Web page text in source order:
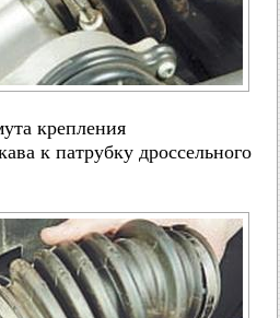
крепления
к патрубку дроссельного